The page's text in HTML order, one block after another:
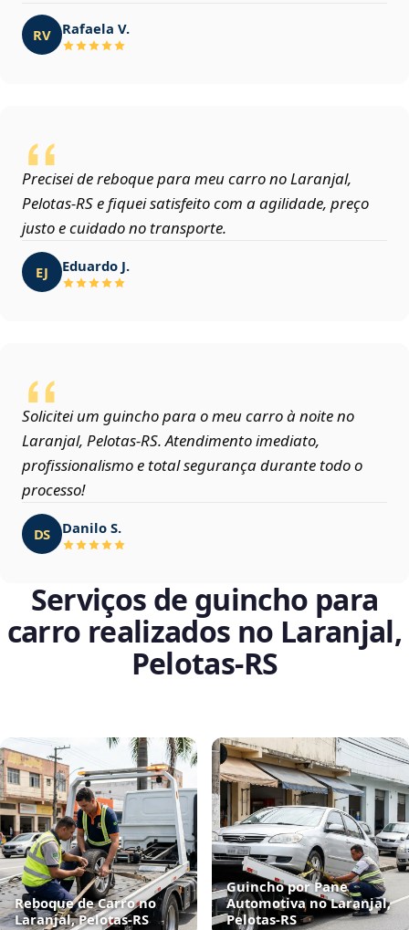
RV Rafaela V.
Precisei de reboque para meu carro no Laranjal,
Pelotas‑RS e fiquei satisfeito com a agilidade, preço
justo e cuidado no transporte.
EJ Eduardo J.
Solicitei um guincho para o meu carro à noite no
Laranjal, Pelotas‑RS. Atendimento imediato,
profissionalismo e total segurança durante todo o
processo!
DS Danilo S.
Serviços de guincho para
carro realizados no Laranjal,
Pelotas‑RS
Reboque de Carro no
Laranjal, Pelotas‑RS
Guincho por Pane
Automotiva no Laranjal,
Pelotas‑RS